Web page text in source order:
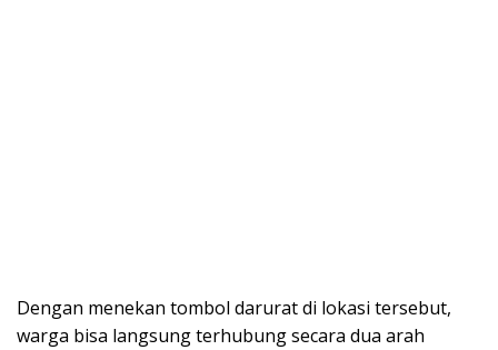
Dengan menekan tombol darurat di lokasi tersebut,
warga bisa langsung terhubung secara dua arah